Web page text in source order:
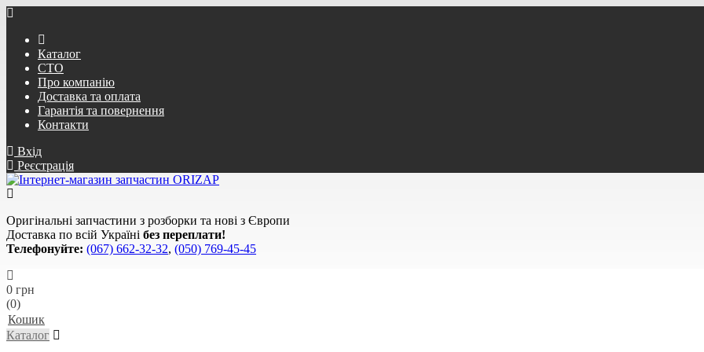
Каталог
СТО
Про компанію
Доставка та оплата
Гарантія та повернення
Контакти
Вхід
Реєстрація
Оригінальні запчастини з розборки та нові з Європи
Доставка по всій Україні без переплати!
Телефонуйте: (067) 662-32-32, (050) 769-45-45
0 грн
(0)
Кошик
Каталог